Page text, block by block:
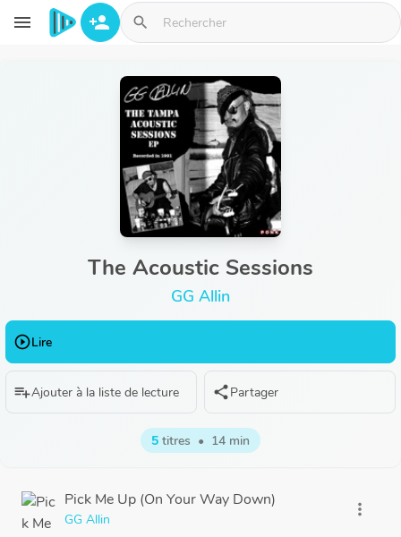
Aller au contenu principal
menu person_add search
The Acoustic Sessions
GG Allin
play_circle_outlineLire
playlist_addAjouter à la liste de lecture sharePartager
5 titres • 14 min
Pick Me Up (On Your Way Down)
GG Allin
more_vert